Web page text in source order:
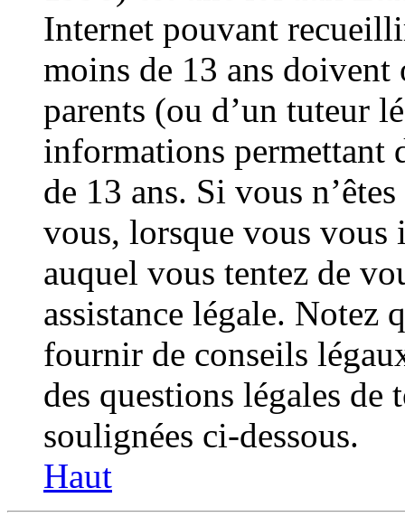
Internet pouvant
moins de 13 ans
parents (ou d’un tuteur
informations permettant
de 13 ans. Si vous
vous, lorsque vous vous
auquel vous tentez de
assistance légale. Notez
fournir de conseils
des questions légales de
soulignées ci-dessous.
Haut